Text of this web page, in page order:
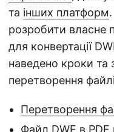
та інших платформ
розробити власне
для конвертації
наведено кроки та
перетворення
Перетворення